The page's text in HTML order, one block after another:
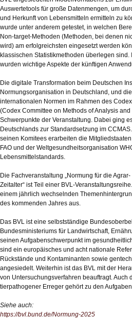
Auswertetools für große Datenmengen, um
und Herkunft von Lebensmitteln ermitteln zu
wurde unter anderem getestet, in welchen
Non-target-Methoden (Methoden, bei denen
wird) am erfolgreichsten eingesetzt werden
klassischen Statistikmethoden überlegen
wurden wichtige Aspekte der künftigen
Die digitale Transformation beim Deutschen
Normungsorganisation in Deutschland, und
internationalen Normen im Rahmen des
(Codex Committee on Methods of Analysis
Schwerpunkte der Veranstaltung. Dabei ging
Deutschlands zur Standardsetzung im
seinen Komitees erarbeiten die
FAO und der Weltgesundheitsorganisation
Lebensmittelstandards.
Die Fachveranstaltung „Normung für die
Zeitalter“ ist Teil einer BVL-
einem jährlich wechselnden
des kommenden Jahres aus.
Das BVL ist eine selbstständige
Bundesministeriums für Landwirtschaft,
seinen Aufgabenschwerpunkt im
sind ein europäisches und acht nationale
Rückstände und Kontaminanten sowie
angesiedelt. Weiterhin ist das BVL mit der
von Untersuchungsverfahren beauftragt. Auch
tierpathogener Erreger gehört zu den
Siehe auch:
https://bvl.bund.de/Normung-2025